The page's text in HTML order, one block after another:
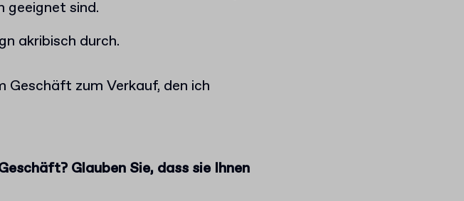
geeignet sind.
akribisch durch.
Geschäft zum Verkauf, den ich
Glauben Sie, dass sie Ihnen